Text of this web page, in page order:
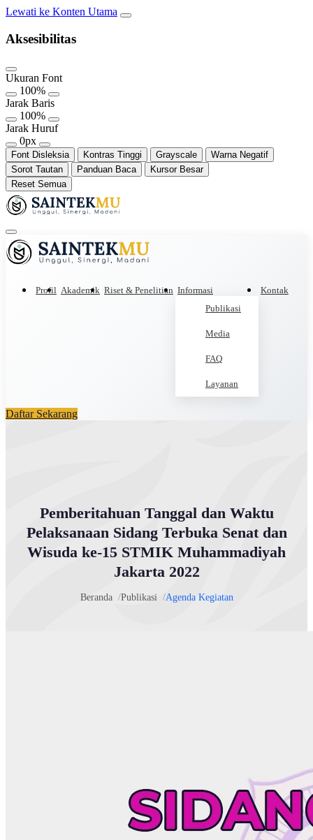
Lewati ke Konten Utama
Aksesibilitas
Ukuran Font
100%
Jarak Baris
100%
Jarak Huruf
0px
Font Disleksia Kontras Tinggi Grayscale
Warna Negatif
Sorot Tautan
Panduan Baca
Kursor Besar
Reset Semua
Profil Akademik Riset & Penelitian Informasi
Publikasi
Media
FAQ
Layanan
Kontak
Daftar Sekarang
Pemberitahuan Tanggal dan Waktu
Pelaksanaan Sidang Terbuka Senat dan
Wisuda ke-15 STMIK Muhammadiyah
Jakarta 2022
Beranda Publikasi Agenda Kegiatan